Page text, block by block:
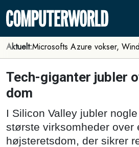
Aktuelt:Microsofts Azure vokser,
Tech-giganter jubler
dom
I Silicon Valley jubler
største virksomheder over
højsteretsdom, der sikrer